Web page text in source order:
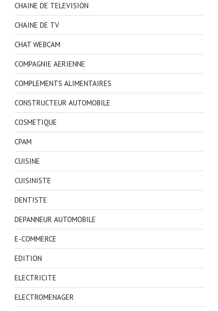
CHAINE DE TELEVISION
CHAINE DE TV
CHAT WEBCAM
COMPAGNIE AERIENNE
COMPLEMENTS ALIMENTAIRES
CONSTRUCTEUR AUTOMOBILE
COSMETIQUE
CPAM
CUISINE
CUISINISTE
DENTISTE
DEPANNEUR AUTOMOBILE
E-COMMERCE
EDITION
ELECTRICITE
ELECTROMENAGER